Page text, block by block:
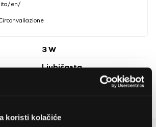
koristi kolačiće
ita/en/
3 W
Ljubičasta